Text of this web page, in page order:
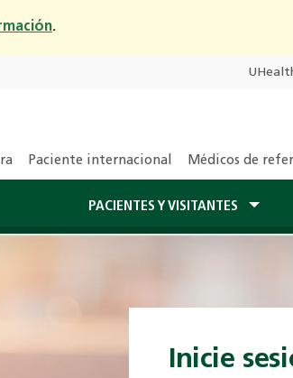
.
Paciente internacional Médicos de
PACIENTES Y VISITANTES
Inicie